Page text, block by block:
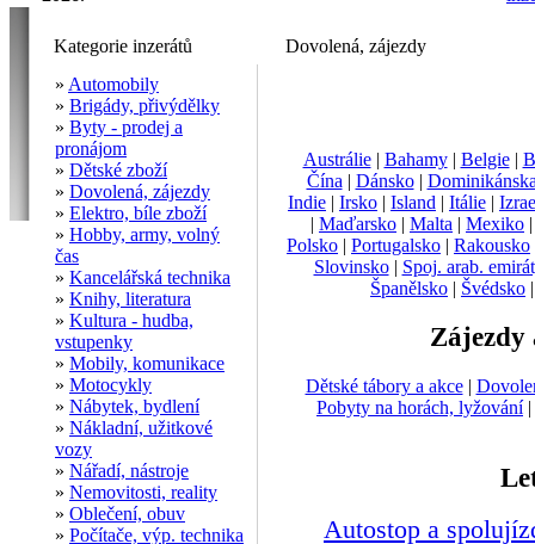
Kategorie inzerátů
» Automobily
» Brigády, přivýdělky
» Byty - prodej a
pronájom
» Dětské zboží
» Dovolená, zájezdy
» Elektro, bíle zboží
» Hobby, army, volný
čas
» Kancelářská technika
» Knihy, literatura
» Kultura - hudba,
vstupenky
» Mobily, komunikace
» Motocykly
» Nábytek, bydlení
» Nákladní, užitkové
vozy
» Nářadí, nástroje
» Nemovitosti, reality
» Oblečení, obuv
» Počítače, výp. technika
Dovolená, zájezdy
Austrálie| Bahamy| Belgie|
Čína| Dánsko|
Indie | Irsko | Island | Itálie |
| Maďarsko | Malta | Mexiko
Polsko | Portugalsko | Rakousko
Slovinsko| Spoj. arab.
Španělsko | Švédsko
Zájezdy
Dětské tábory a akce|
Pobyty na horách, lyžování|
Autostop a